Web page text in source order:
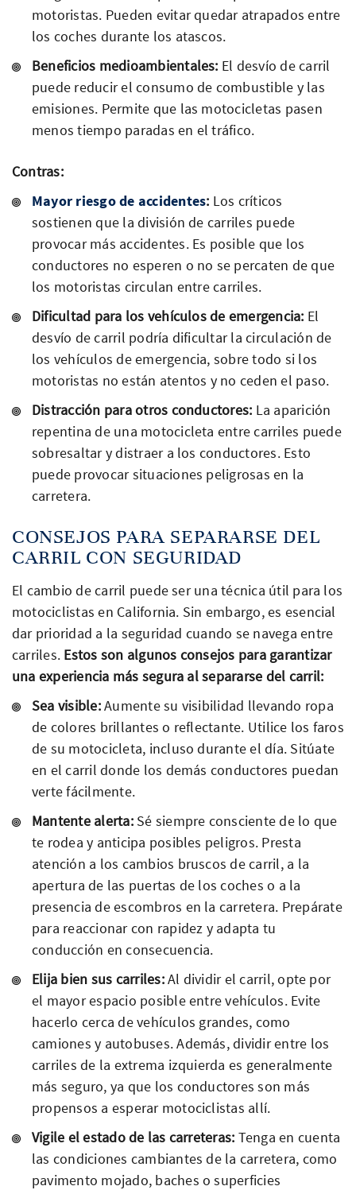
motoristas. Pueden evitar quedar atrapados entre
los coches durante los atascos.
Beneficios medioambientales: El desvío de carril
puede reducir el consumo de combustible y las
emisiones. Permite que las motocicletas pasen
menos tiempo paradas en el tráfico.
Contras:
Mayor riesgo de accidentes: Los críticos
sostienen que la división de carriles puede
provocar más accidentes. Es posible que los
conductores no esperen o no se percaten de que
los motoristas circulan entre carriles.
Dificultad para los vehículos de emergencia: El
desvío de carril podría dificultar la circulación de
los vehículos de emergencia, sobre todo si los
motoristas no están atentos y no ceden el paso.
Distracción para otros conductores: La aparición
repentina de una motocicleta entre carriles puede
sobresaltar y distraer a los conductores. Esto
puede provocar situaciones peligrosas en la
carretera.
CONSEJOS PARA SEPARARSE DEL
CARRIL CON SEGURIDAD
El cambio de carril puede ser una técnica útil para los
motociclistas en California. Sin embargo, es esencial
dar prioridad a la seguridad cuando se navega entre
carriles. Estos son algunos consejos para garantizar
una experiencia más segura al separarse del carril:
Sea visible:Aumente su visibilidad llevando ropa
de colores brillantes o reflectante. Utilice los faros
de su motocicleta, incluso durante el día. Sitúate
en el carril donde los demás conductores puedan
verte fácilmente.
Mantente alerta:Sé siempre consciente de lo que
te rodea y anticipa posibles peligros. Presta
atención a los cambios bruscos de carril, a la
apertura de las puertas de los coches o a la
presencia de escombros en la carretera. Prepárate
para reaccionar con rapidez y adapta tu
conducción en consecuencia.
Elija bien sus carriles:Al dividir el carril, opte por
el mayor espacio posible entre vehículos. Evite
hacerlo cerca de vehículos grandes, como
camiones y autobuses. Además, dividir entre los
carriles de la extrema izquierda es generalmente
más seguro, ya que los conductores son más
propensos a esperar motociclistas allí.
Vigile el estado de las carreteras: Tenga en cuenta
las condiciones cambiantes de la carretera, como
pavimento mojado, baches o superficies